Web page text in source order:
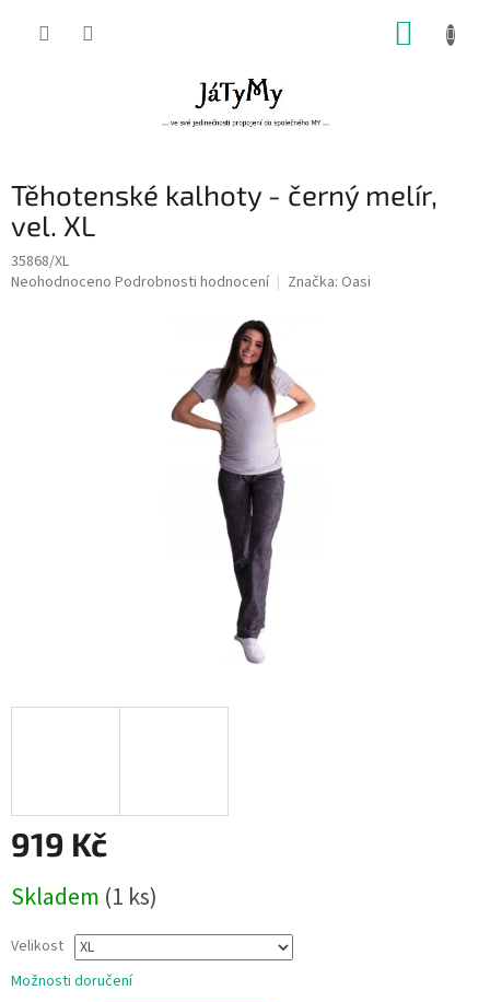
Těhotenské kalhoty - černý melír,
vel. XL
35868/XL
Průměrné
Neohodnoceno Podrobnosti hodnocení Značka: Oasi
919 Kč
cena:
Skladem (1 ks)
Velikost
Možnosti doručení